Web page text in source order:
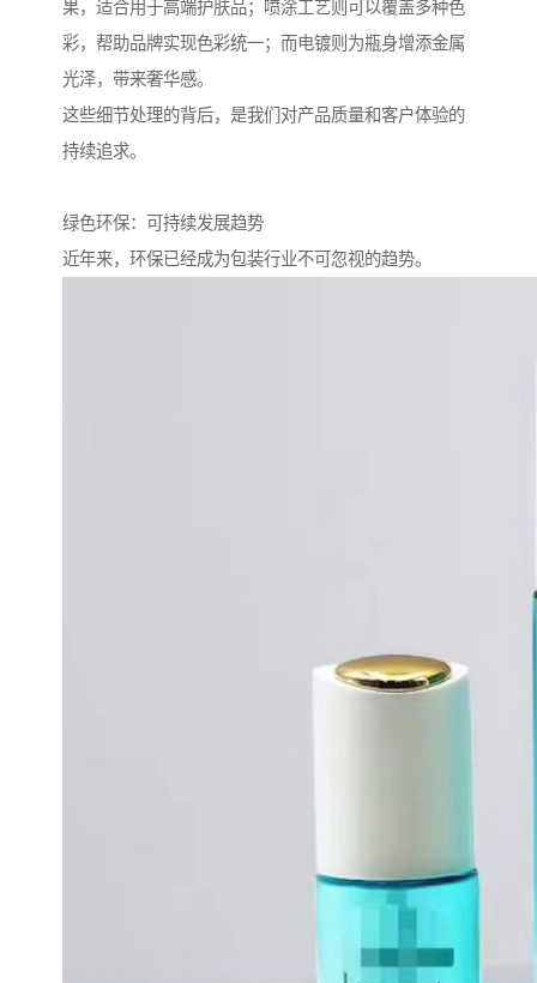
果，适合用于高端护肤品；喷涂工艺则可以覆盖多种色
彩，帮助品牌实现色彩统一；而电镀则为瓶身增添金属
光泽，带来奢华感。
这些细节处理的背后，是我们对产品质量和客户体验的
持续追求。
绿色环保：可持续发展趋势
近年来，环保已经成为包装行业不可忽视的趋势。